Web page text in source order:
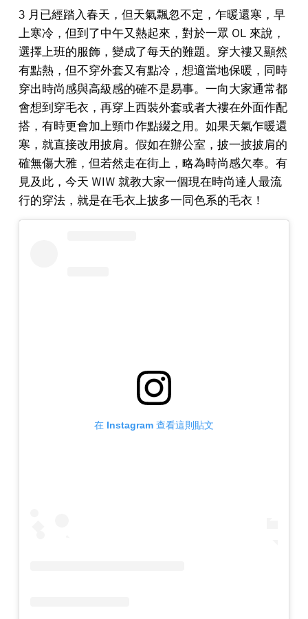
3 月已經踏入春天，但天氣飄忽不定，乍暖還寒，早
上寒冷，但到了中午又熱起來，對於一眾 OL 來說，
選擇上班的服飾，變成了每天的難題。穿大褸又顯然
有點熱，但不穿外套又有點冷，想適當地保暖，同時
穿出時尚感與高級感的確不是易事。一向大家通常都
會想到穿毛衣，再穿上西裝外套或者大褸在外面作配
搭，有時更會加上頸巾作點綴之用。如果天氣乍暖還
寒，就直接改用披肩。假如在辦公室，披一披披肩的
確無傷大雅，但若然走在街上，略為時尚感欠奉。有
見及此，今天 WIW 就教大家一個現在時尚達人最流
行的穿法，就是在毛衣上披多一同色系的毛衣！
在 Instagram 查看這則貼文